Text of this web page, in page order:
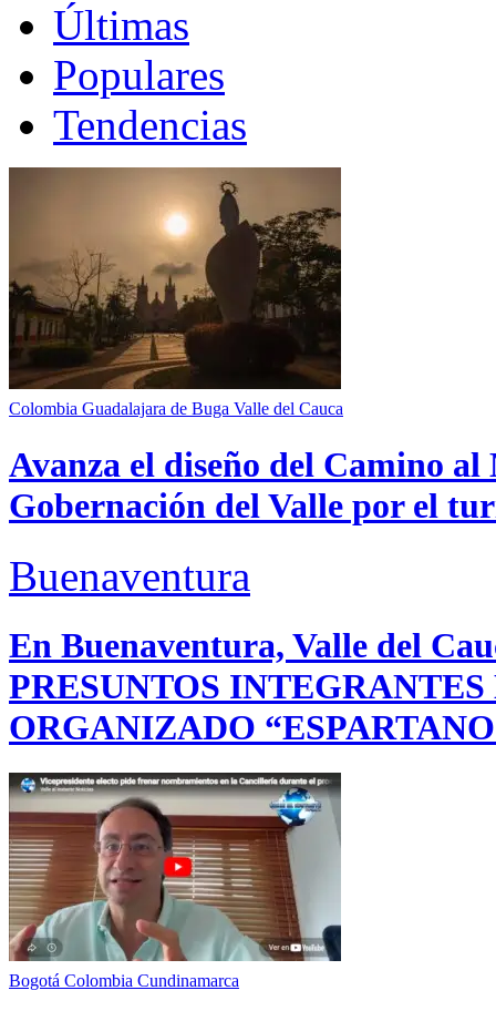
Últimas
Populares
Tendencias
Colombia Guadalajara de Buga Valle del Cauca
Avanza el diseño del Camino
Gobernación del Valle por el
Buenaventura
En Buenaventura, Valle del
PRESUNTOS
ORGANIZADO
Bogotá Colombia Cundinamarca